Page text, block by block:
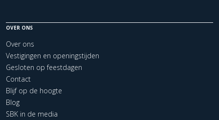
OVER ONS
Over ons
Vestigingen en openingstijden
Gesloten op feestdagen
Contact
Blijf op de hoogte
Blog
SBK in de media